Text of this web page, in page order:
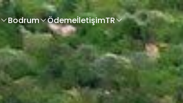
Bodrum ÖdemeİletişimTR